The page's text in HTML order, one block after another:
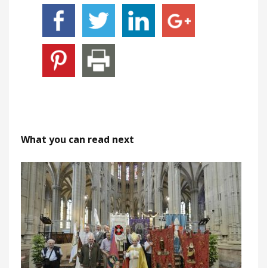
What you can read next